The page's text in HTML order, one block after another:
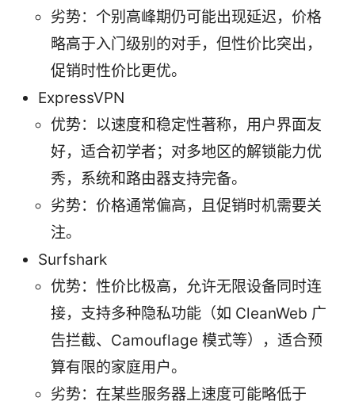
劣势：个别高峰期仍可能出现延迟，价格
略高于入门级别的对手，但性价比突出，
促销时性价比更优。
ExpressVPN
优势：以速度和稳定性著称，用户界面友
好，适合初学者；对多地区的解锁能力优
秀，系统和路由器支持完备。
劣势：价格通常偏高，且促销时机需要关
注。
Surfshark
优势：性价比极高，允许无限设备同时连
接，支持多种隐私功能（如 CleanWeb 广
告拦截、Camouflage 模式等），适合预
算有限的家庭用户。
劣势：在某些服务器上速度可能略低于